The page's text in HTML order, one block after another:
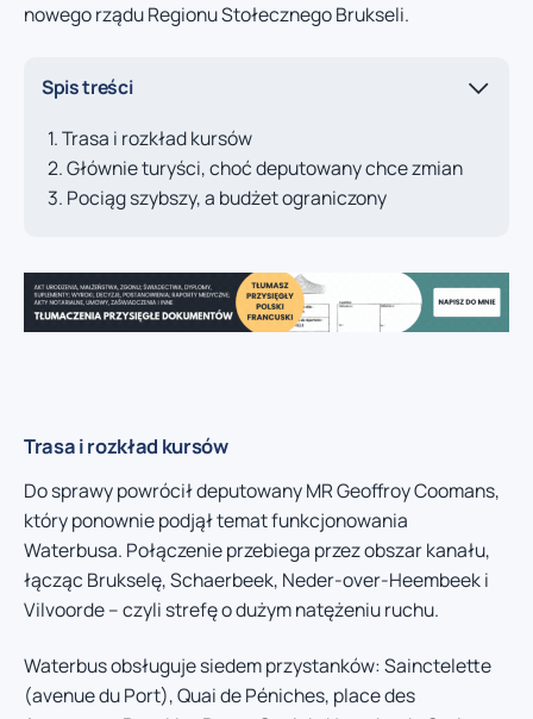
nowego rządu Regionu Stołecznego Brukseli.
Spis treści
Trasa i rozkład kursów
Głównie turyści, choć deputowany chce zmian
Pociąg szybszy, a budżet ograniczony
Trasa i rozkład kursów
Do sprawy powrócił deputowany MR Geoffroy Coomans,
który ponownie podjął temat funkcjonowania
Waterbusa. Połączenie przebiega przez obszar kanału,
łącząc Brukselę, Schaerbeek, Neder-over-Heembeek i
Vilvoorde – czyli strefę o dużym natężeniu ruchu.
Waterbus obsługuje siedem przystanków: Sainctelette
(avenue du Port), Quai de Péniches, place des